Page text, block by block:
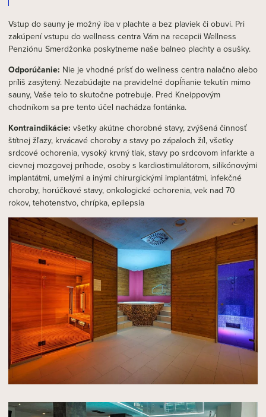
Vstup do sauny je možný iba v plachte a bez plaviek či obuvi. Pri
zakúpení vstupu do wellness centra Vám na recepcii Wellness
Penziónu Smerdžonka poskytneme naše balneo plachty a osušky.
Odporúčanie: Nie je vhodné prísť do wellness centra nalačno alebo
príliš zasýtený. Nezabúdajte na pravidelné dopĺňanie tekutín mimo
sauny, Vaše telo to skutočne potrebuje. Pred Kneippovým
chodníkom sa pre tento účel nachádza fontánka.
Kontraindikácie: všetky akútne chorobné stavy, zvýšená činnosť
štítnej žľazy, krvácavé choroby a stavy po zápaloch žíl, všetky
srdcové ochorenia, vysoký krvný tlak, stavy po srdcovom infarkte a
cievnej mozgovej príhode, osoby s kardiostimulátorom, silikónovými
implantátmi, umelými a inými chirurgickými implantátmi, infekčné
choroby, horúčkové stavy, onkologické ochorenia, vek nad 70
rokov, tehotenstvo, chrípka, epilepsia